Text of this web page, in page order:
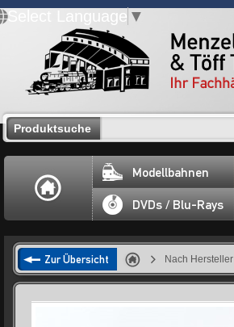
Select Language ▼
Produktsuche
Modellbahnen
DVDs / Blu-Rays
Zur Übersicht Nach Hersteller